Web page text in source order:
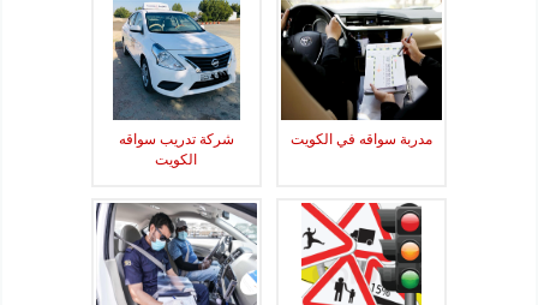
مدربة سواقه في الكويت
شركة تدريب سواقه
الكويت